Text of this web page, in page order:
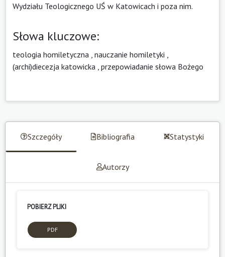
Wydziału Teologicznego UŚ w Katowicach i poza nim.
Słowa kluczowe:
teologia homiletyczna nauczanie homiletyki
(archi)diecezja katowicka przepowiadanie słowa Bożego
Szczegóły Bibliografia Statystyki
Autorzy
POBIERZ PLIKI
PDF